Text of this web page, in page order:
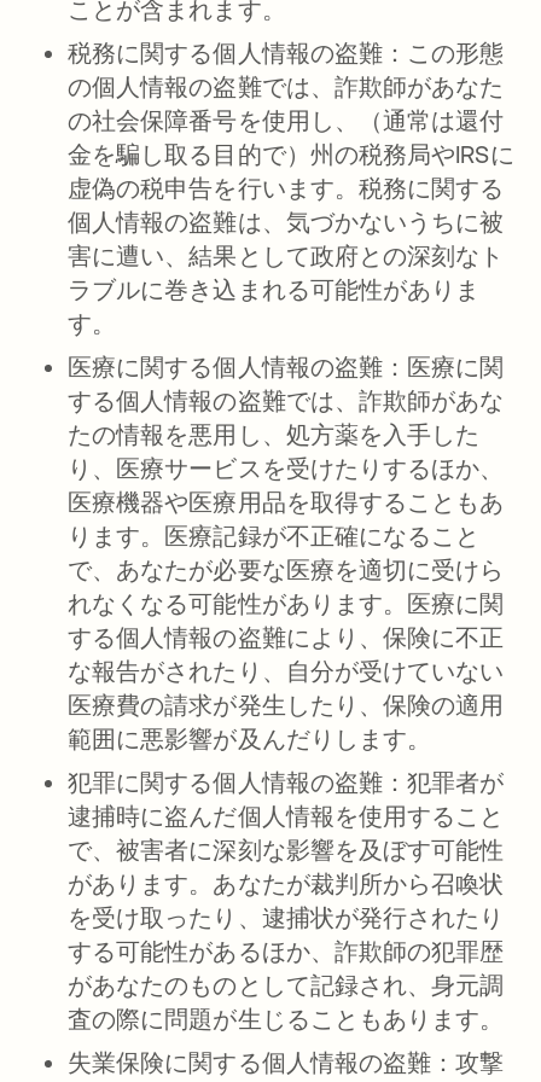
ことが含まれます。
税務に関する個人情報の盗難： この形態
の個人情報の盗難では、詐欺師があなた
の社会保障番号を使用し、（通常は還付
金を騙し取る目的で）州の税務局やIRSに
虚偽の税申告を行います。税務に関する
個人情報の盗難は、気づかないうちに被
害に遭い、結果として政府との深刻なト
ラブルに巻き込まれる可能性がありま
す。
医療に関する個人情報の盗難： 医療に関
する個人情報の盗難では、詐欺師があな
たの情報を悪用し、処方薬を入手した
り、医療サービスを受けたりするほか、
医療機器や医療用品を取得することもあ
ります。医療記録が不正確になること
で、あなたが必要な医療を適切に受けら
れなくなる可能性があります。医療に関
する個人情報の盗難により、保険に不正
な報告がされたり、自分が受けていない
医療費の請求が発生したり、保険の適用
範囲に悪影響が及んだりします。
犯罪に関する個人情報の盗難：犯罪者が
逮捕時に盗んだ個人情報を使用すること
で、被害者に深刻な影響を及ぼす可能性
があります。あなたが裁判所から召喚状
を受け取ったり、逮捕状が発行されたり
する可能性があるほか、詐欺師の犯罪歴
があなたのものとして記録され、身元調
査の際に問題が生じることもあります。
失業保険に関する個人情報の盗難：攻撃